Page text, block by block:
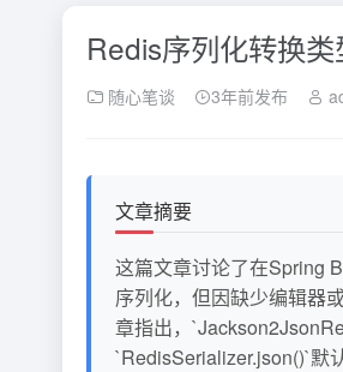
Redis序列化转换
随心笔谈 3年前发布
文章摘要
这篇文章讨论了在Spring
序列化，但因缺少编辑器
章指出，
`RedisSerializer.json()`默